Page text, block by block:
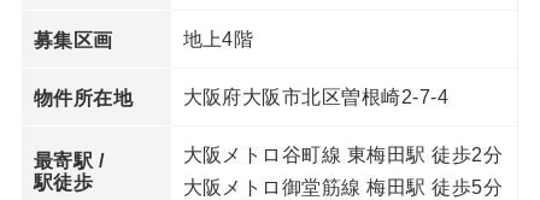
募集区画 地上4階
物件所在地 大阪府大阪市北区曽根崎2-7-4
最寄駅 /
駅徒歩
大阪メトロ谷町線 東梅田駅 徒歩2分
大阪メトロ御堂筋線 梅田駅 徒歩5分